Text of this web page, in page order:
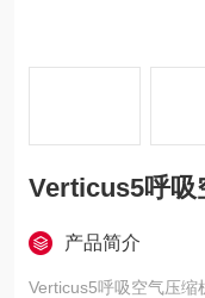
Verticus5呼吸
产品简介
Verticus5呼吸空气压缩